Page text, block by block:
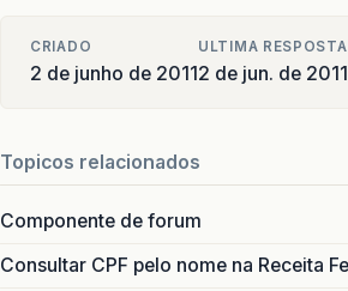
CRIADO
2 de junho de 2011
ULTIMA RESPOSTA
2 de jun. de 2011
Topicos relacionados
Componente de forum
Consultar CPF pelo nome na Receita